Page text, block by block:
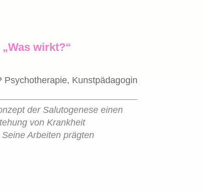
wirkt?“
Kunstpädagogin
der Salutogenese einen
von Krankheit
Arbeiten prägten